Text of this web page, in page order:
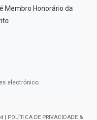
é Membro Honorário da
electrónico.
| POLÍTICA DE PRIVACIDADE &